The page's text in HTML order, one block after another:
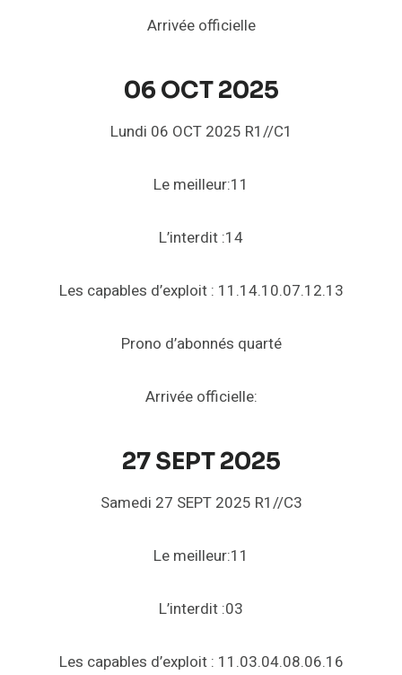
Arrivée officielle
06 OCT 2025
Lundi 06 OCT 2025 R1//C1
Le meilleur:11
L’interdit :14
Les capables d’exploit : 11.14.10.07.12.13
Prono d’abonnés quarté
Arrivée officielle:
27 SEPT 2025
Samedi 27 SEPT 2025 R1//C3
Le meilleur:11
L’interdit :03
Les capables d’exploit : 11.03.04.08.06.16